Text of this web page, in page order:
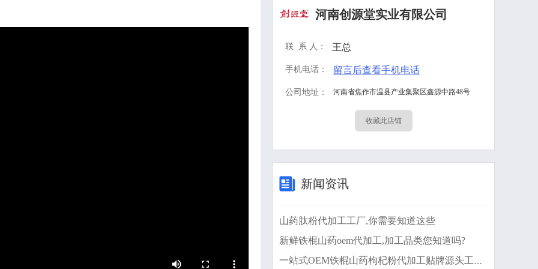
河南创源堂实业有限公司
联 系 人： 王总
手机电话： 留言后查看手机电话
公司地址： 河南省焦作市温县产业集聚区鑫源中路48号
收藏此店铺
新闻资讯
山药肽粉代加工工厂,你需要知道这些
新鲜铁棍山药oem代加工,加工品类您知道吗?
一站式OEM铁棍山药枸杞粉代加工贴牌源头工厂-预约可领样品